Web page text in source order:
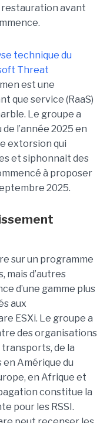
avant
technique du
Threat
est une
que service (RaaS)
Le groupe a
l’année 2025 en
extorsion qui
et siphonnait des
à proposer
2025.
sur un programme
d’autres
d’une gamme plus
aux
ESXi. Le groupe a
des organisations
transports, de la
Amérique du
en Afrique et
constitue la
pour les RSSI.